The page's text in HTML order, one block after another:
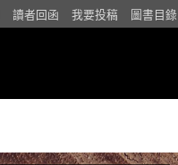
讀者回函 我要投稿 圖書目錄